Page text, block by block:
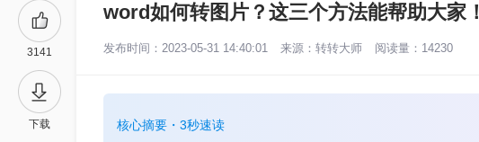
3141
下载
word如何转图片？这三个方法能帮助大家！
发布时间：2023-05-31 14:40:01 来源： 转转大师 阅读量：14230
核心摘要・3秒速读